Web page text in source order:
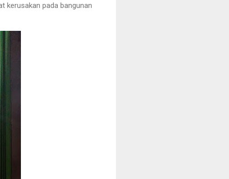
kerusakan pada bangunan